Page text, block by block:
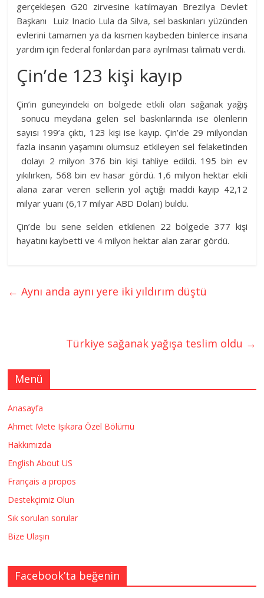
gerçekleşen G20 zirvesine katılmayan Brezilya Devlet
Başkanı Luiz Inacio Lula da Silva, sel baskınları yüzünden
evlerini tamamen ya da kısmen kaybeden binlerce insana
yardım için federal fonlardan para ayrılması talimatı verdi.
Çin’de 123 kişi kayıp
Çin’in güneyindeki on bölgede etkili olan sağanak yağış
sonucu meydana gelen sel baskınlarında ise ölenlerin
sayısı 199’a çıktı, 123 kişi ise kayıp. Çin’de 29 milyondan
fazla insanın yaşamını olumsuz etkileyen sel felaketinden
dolayı 2 milyon 376 bin kişi tahliye edildi. 195 bin ev
yıkılırken, 568 bin ev hasar gördü. 1,6 milyon hektar ekili
alana zarar veren sellerin yol açtığı maddi kayıp 42,12
milyar yuanı (6,17 milyar ABD Doları) buldu.
Çin’de bu sene selden etkilenen 22 bölgede 377 kişi
hayatını kaybetti ve 4 milyon hektar alan zarar gördü.
← Aynı anda aynı yere iki yıldırım düştü
Türkiye sağanak yağışa teslim oldu →
Menü
Anasayfa
Ahmet Mete Işıkara Özel Bölümü
Hakkımızda
English About US
Français a propos
Destekçimiz Olun
Sık sorulan sorular
Bize Ulaşın
Facebook’ta beğenin